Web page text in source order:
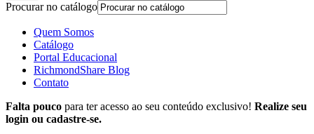
Procurar no catálogo
Quem Somos
Catálogo
Portal Educacional
RichmondShare Blog
Contato
Falta pouco para ter acesso ao seu conteúdo exclusivo! Realize seu
login ou cadastre-se.